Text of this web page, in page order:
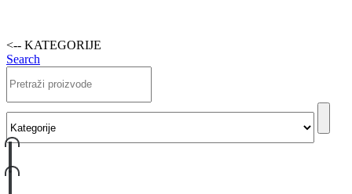
<-- KATEGORIJE
Search